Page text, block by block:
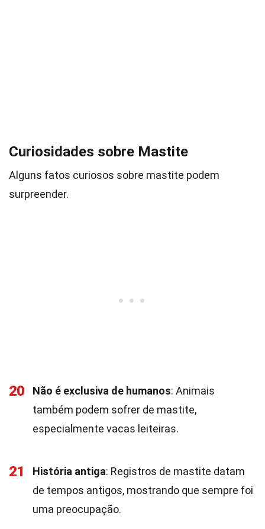
Curiosidades sobre Mastite
Alguns fatos curiosos sobre mastite podem
surpreender.
20 Não é exclusiva de humanos: Animais
também podem sofrer de mastite,
especialmente vacas leiteiras.
21 História antiga: Registros de mastite datam
de tempos antigos, mostrando que sempre foi
uma preocupação.